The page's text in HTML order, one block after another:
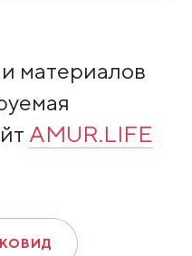
материалов
AMUR.LIFE